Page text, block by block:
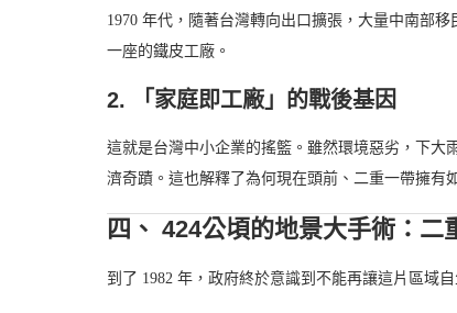
1970 年代，隨著台灣轉向出口擴張，大量中南部移
一座的鐵皮工廠。
2. 「家庭即工廠」的戰後基因
這就是台灣中小企業的搖籃。雖然環境惡劣，下大
濟奇蹟。這也解釋了為何現在頭前、二重一帶擁有
四、 424公頃的地景大手術：二
到了 1982 年，政府終於意識到不能再讓這片區域